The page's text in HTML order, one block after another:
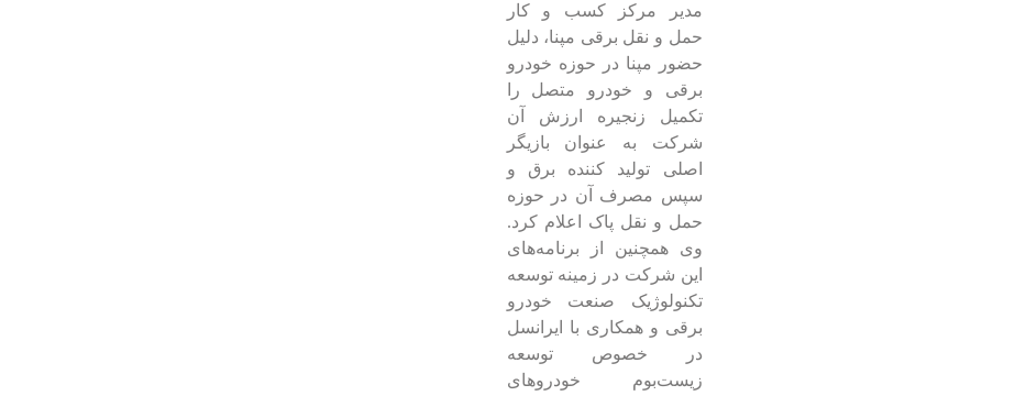
مدیر مرکز کسب و کار
حمل و نقل برقی مپنا، دلیل
حضور مپنا در حوزه خودرو
برقی و خودرو متصل را
تکمیل زنجیره ارزش آن
شرکت به عنوان بازیگر
اصلی تولید کننده برق و
سپس مصرف آن در حوزه
حمل و نقل پاک اعلام کرد.
وی همچنین از برنامه‌های
این شرکت در زمینه توسعه
تکنولوژیک صنعت خودرو
برقی و همکاری با ایرانسل
در خصوص توسعه
زیست‌بوم خودروهای